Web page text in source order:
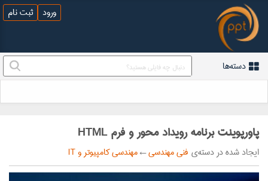
ورود ثبت نام
دسته‌ها
پاورپوینت برنامه رویداد محور و فرم HTML
ایجاد شده در دسته‌ی فنی مهندسی←مهندسی کامپیوتر و IT